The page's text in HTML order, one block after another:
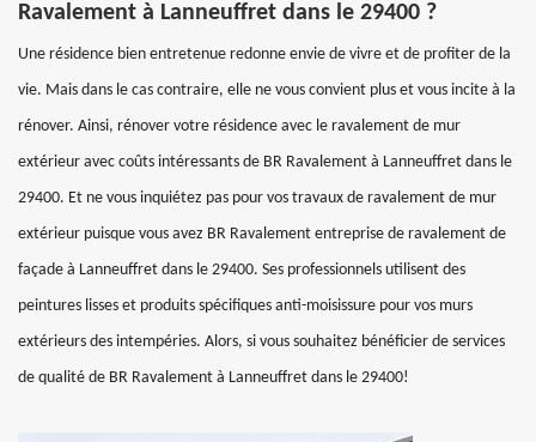
Ravalement à Lanneuffret dans le 29400 ?
Une résidence bien entretenue redonne envie de vivre et de profiter de la
vie. Mais dans le cas contraire, elle ne vous convient plus et vous incite à la
rénover. Ainsi, rénover votre résidence avec le ravalement de mur
extérieur avec coûts intéressants de BR Ravalement à Lanneuffret dans le
29400. Et ne vous inquiétez pas pour vos travaux de ravalement de mur
extérieur puisque vous avez BR Ravalement entreprise de ravalement de
façade à Lanneuffret dans le 29400. Ses professionnels utilisent des
peintures lisses et produits spécifiques anti-moisissure pour vos murs
extérieurs des intempéries. Alors, si vous souhaitez bénéficier de services
de qualité de BR Ravalement à Lanneuffret dans le 29400!